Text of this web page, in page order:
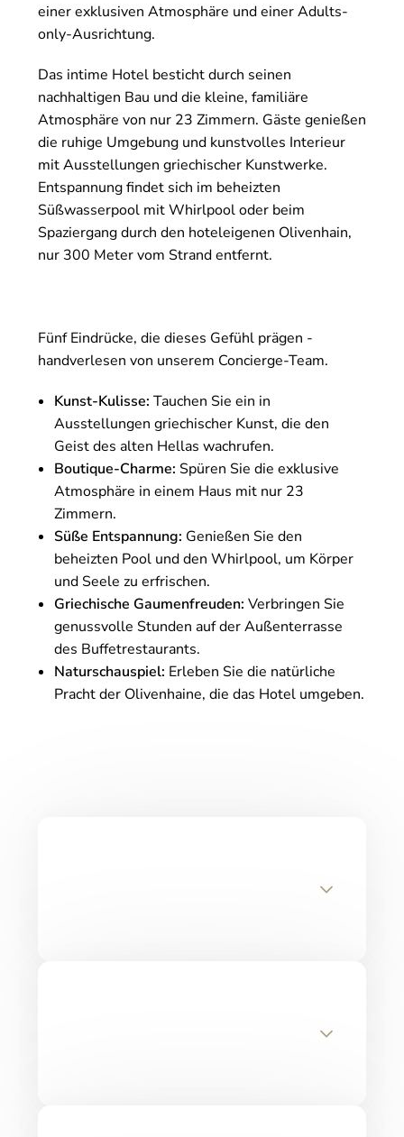
einer exklusiven Atmosphäre und einer Adults-
only-Ausrichtung.
Das intime Hotel besticht durch seinen
nachhaltigen Bau und die kleine, familiäre
Atmosphäre von nur 23 Zimmern. Gäste genießen
die ruhige Umgebung und kunstvolles Interieur
mit Ausstellungen griechischer Kunstwerke.
Entspannung findet sich im beheizten
Süßwasserpool mit Whirlpool oder beim
Spaziergang durch den hoteleigenen Olivenhain,
nur 300 Meter vom Strand entfernt.
Fünf Eindrücke, die dieses Gefühl prägen -
handverlesen von unserem Concierge-Team.
Kunst-Kulisse: Tauchen Sie ein in
Ausstellungen griechischer Kunst, die den
Geist des alten Hellas wachrufen.
Boutique-Charme: Spüren Sie die exklusive
Atmosphäre in einem Haus mit nur 23
Zimmern.
Süße Entspannung: Genießen Sie den
beheizten Pool und den Whirlpool, um Körper
und Seele zu erfrischen.
Griechische Gaumenfreuden: Verbringen Sie
genussvolle Stunden auf der Außenterrasse
des Buffetrestaurants.
Naturschauspiel: Erleben Sie die natürliche
Pracht der Olivenhaine, die das Hotel umgeben.